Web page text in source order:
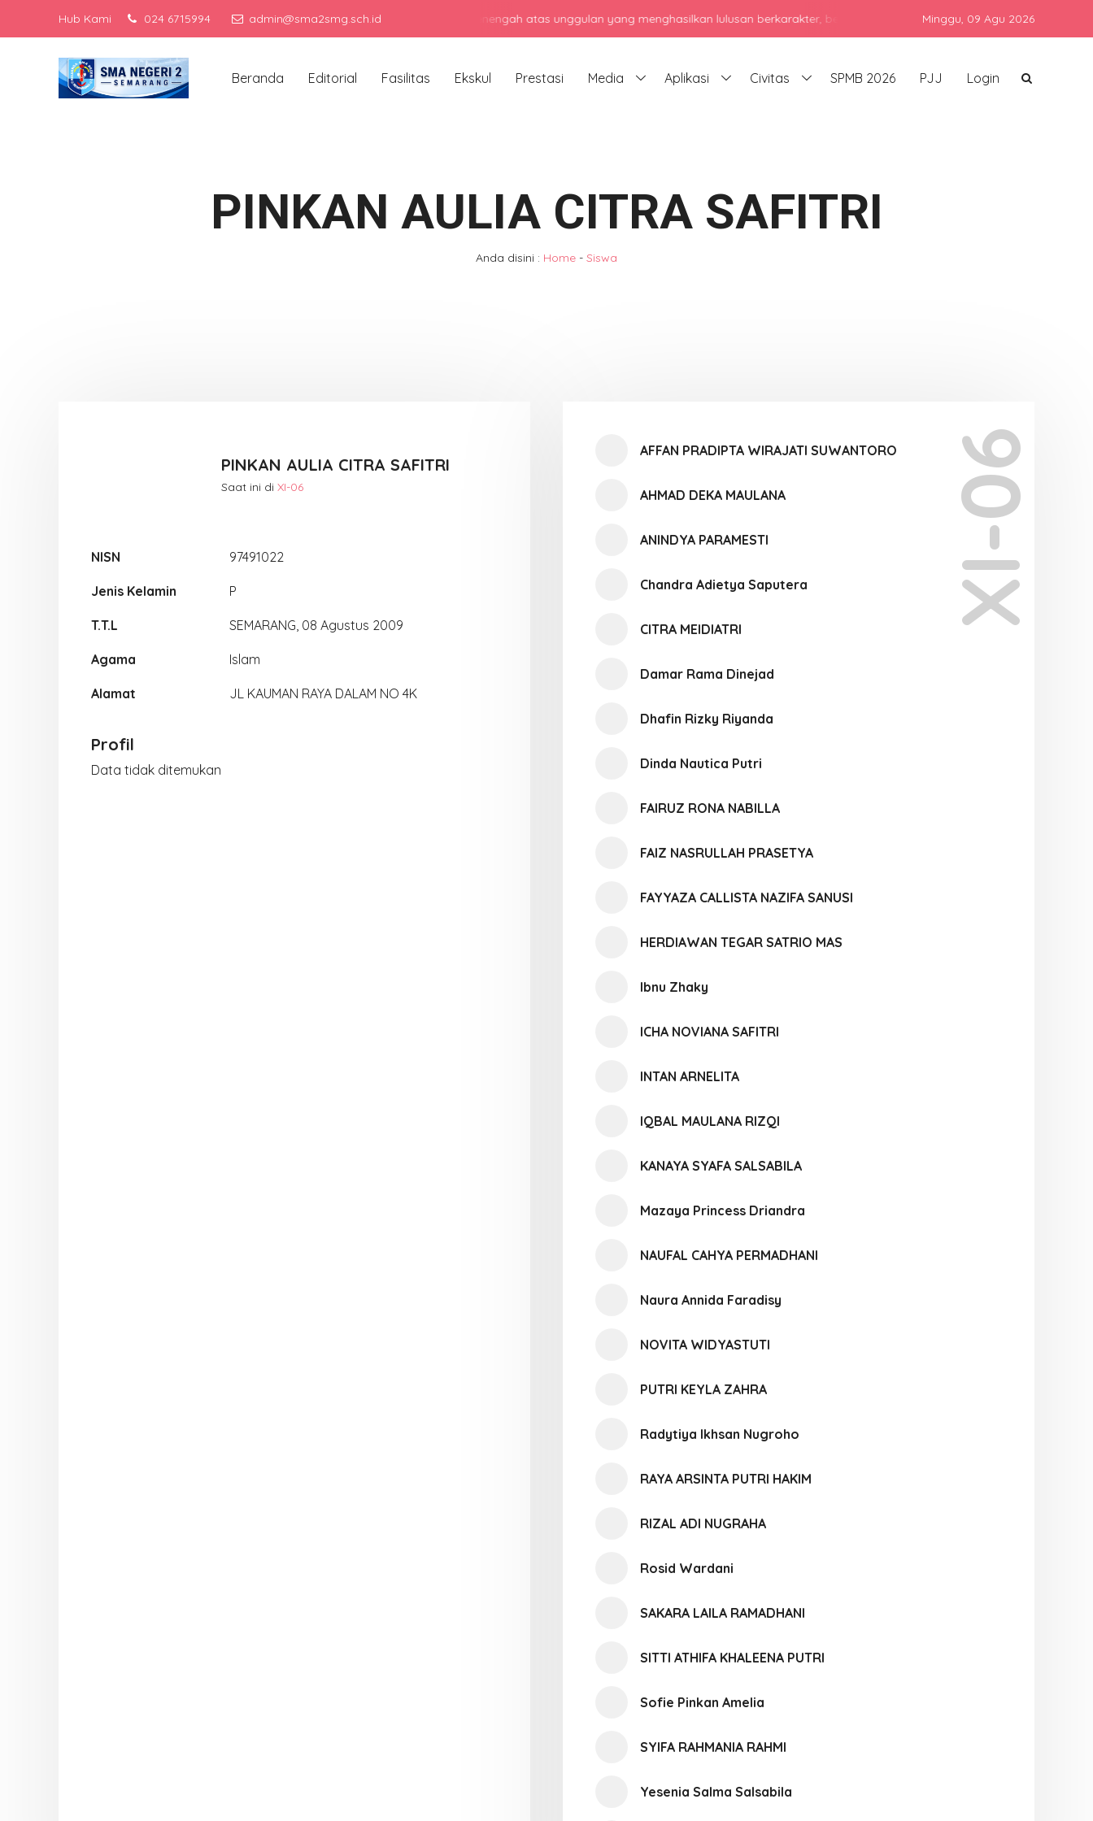
Hub Kami 024 6715994 admin@sma2smg.sch.idMenjadi sekolah menengah atas unggulan yang menghasilkan lulusan berkarakter, berprestasi, dan siap bersaing di era global dengan
Minggu, 09 Agu 2026
Beranda Editorial Fasilitas Ekskul Prestasi Media Aplikasi Civitas SPMB 2026 PJJ Login
PINKAN AULIA CITRA SAFITRI
Anda disini : Home - Siswa
PINKAN AULIA CITRA SAFITRI
Saat ini di XI-06
NISN 97491022
Jenis Kelamin P
T.T.L SEMARANG, 08 Agustus 2009
Agama Islam
Alamat JL KAUMAN RAYA DALAM NO 4K
Profil
Data tidak ditemukan
XI-06
AFFAN PRADIPTA WIRAJATI SUWANTORO
AHMAD DEKA MAULANA
ANINDYA PARAMESTI
Chandra Adietya Saputera
CITRA MEIDIATRI
Damar Rama Dinejad
Dhafin Rizky Riyanda
Dinda Nautica Putri
FAIRUZ RONA NABILLA
FAIZ NASRULLAH PRASETYA
FAYYAZA CALLISTA NAZIFA SANUSI
HERDIAWAN TEGAR SATRIO MAS
Ibnu Zhaky
ICHA NOVIANA SAFITRI
INTAN ARNELITA
IQBAL MAULANA RIZQI
KANAYA SYAFA SALSABILA
Mazaya Princess Driandra
NAUFAL CAHYA PERMADHANI
Naura Annida Faradisy
NOVITA WIDYASTUTI
PUTRI KEYLA ZAHRA
Radytiya Ikhsan Nugroho
RAYA ARSINTA PUTRI HAKIM
RIZAL ADI NUGRAHA
Rosid Wardani
SAKARA LAILA RAMADHANI
SITTI ATHIFA KHALEENA PUTRI
Sofie Pinkan Amelia
SYIFA RAHMANIA RAHMI
Yesenia Salma Salsabila